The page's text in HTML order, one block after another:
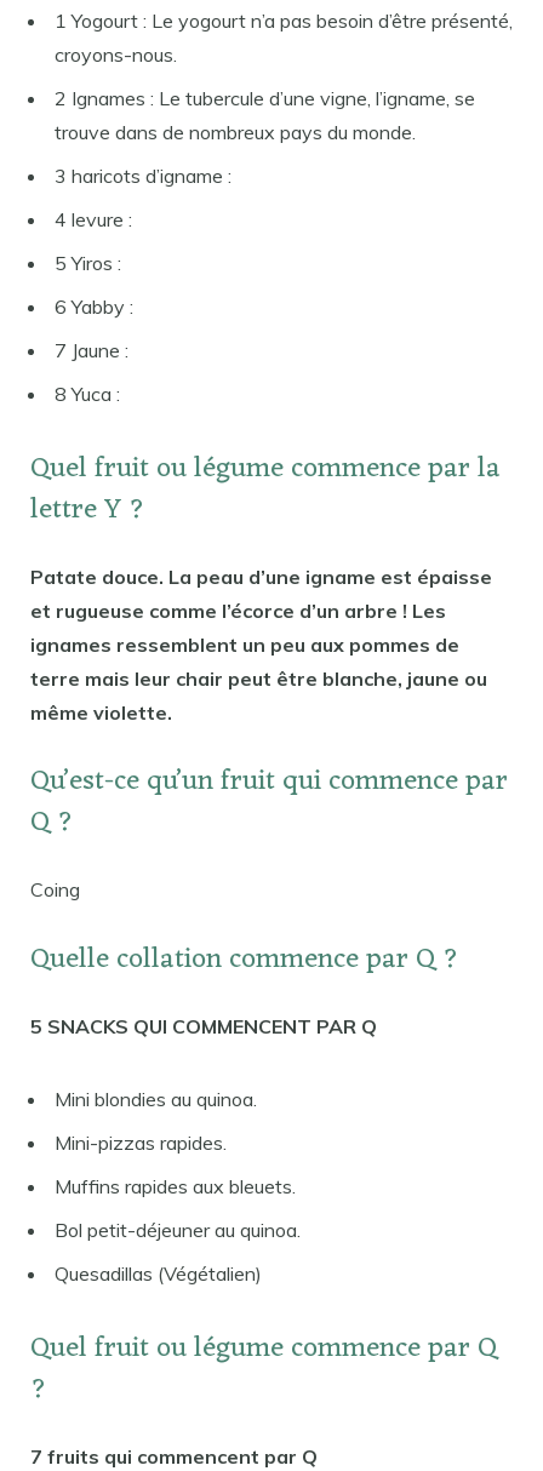
1 Yogourt : Le yogourt n’a pas besoin d’être présenté,
croyons-nous.
2 Ignames : Le tubercule d’une vigne, l’igname, se
trouve dans de nombreux pays du monde.
3 haricots d’igname :
4 levure :
5 Yiros :
6 Yabby :
7 Jaune :
8 Yuca :
Quel fruit ou légume commence par la
lettre Y ?
Patate douce. La peau d’une igname est épaisse
et rugueuse comme l’écorce d’un arbre ! Les
ignames ressemblent un peu aux pommes de
terre mais leur chair peut être blanche, jaune ou
même violette.
Qu’est-ce qu’un fruit qui commence par
Q ?
Coing
Quelle collation commence par Q ?
5 SNACKS QUI COMMENCENT PAR Q
Mini blondies au quinoa.
Mini-pizzas rapides.
Muffins rapides aux bleuets.
Bol petit-déjeuner au quinoa.
Quesadillas (Végétalien)
Quel fruit ou légume commence par Q
?
7 fruits qui commencent par Q